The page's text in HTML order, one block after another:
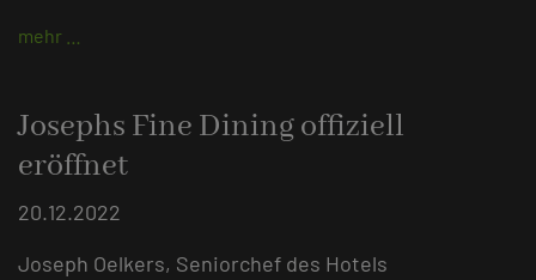
mehr …
Josephs Fine Dining offiziell
eröffnet
20.12.2022
Joseph Oelkers, Seniorchef des Hotels